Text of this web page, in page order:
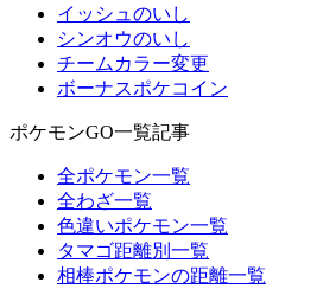
イッシュのいし
シンオウのいし
チームカラー変更
ボーナスポケコイン
ポケモンGO一覧記事
全ポケモン一覧
全わざ一覧
色違いポケモン一覧
タマゴ距離別一覧
相棒ポケモンの距離一覧